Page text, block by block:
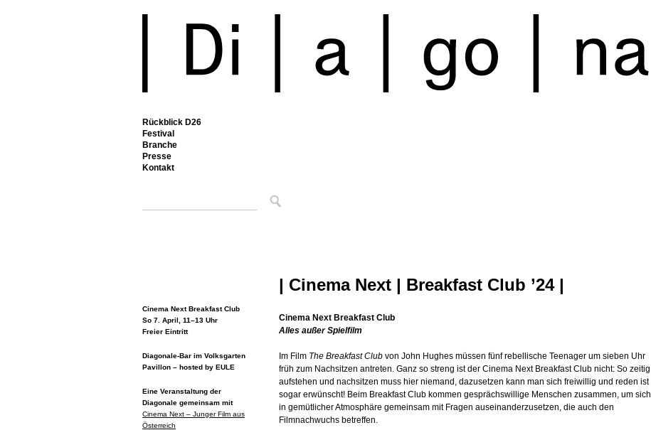
Rückblick D26
Festival
Branche
Presse
Kontakt
Cinema Next Breakfast Club
So 7. April, 11–13 Uhr
Freier Eintritt
Diagonale-Bar im Volksgarten
Pavillon – hosted by EULE
Eine Veranstaltung der
Diagonale gemeinsam mit
Cinema Next – Junger Film aus
Österreich
| Cinema Next | Breakfast Club ’24 |
Cinema Next Breakfast Club
Alles außer Spielfilm
Im Film The Breakfast Club von John Hughes müssen fünf rebellische Teenager um sieben Uhr
früh zum Nachsitzen antreten. Ganz so streng ist der Cinema Next Breakfast Club nicht: So zeitig
aufstehen und nachsitzen muss hier niemand, dazusetzen kann man sich freiwillig und reden ist
sogar erwünscht! Beim Breakfast Club kommen gesprächswillige Menschen zusammen, um sich
in gemütlicher Atmosphäre gemeinsam mit Fragen auseinanderzusetzen, die auch den
Filmnachwuchs betreffen.